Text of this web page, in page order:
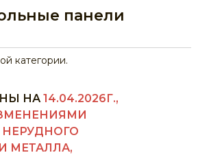
панели
категории.
НА14.04.2026Г.,
МЕТАЛЛА,